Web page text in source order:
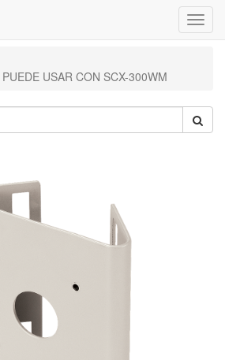
Menú
de
USAR CON SCX-300WM